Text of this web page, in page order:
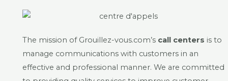
The mission of Grouillez-vous.com’s call centers is to
manage communications with customers in an
effective and professional manner. We are committed